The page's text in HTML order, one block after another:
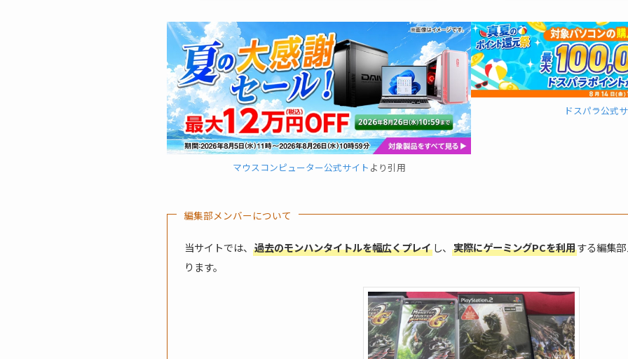
マウスコンピューター公式サイト より引用
ドスパラ公式
編集部メンバーについて
当サイトでは、 過去のモンハンタイトルを幅広くプレイ し、 実際にゲーミングPCを利用する編集
ります。